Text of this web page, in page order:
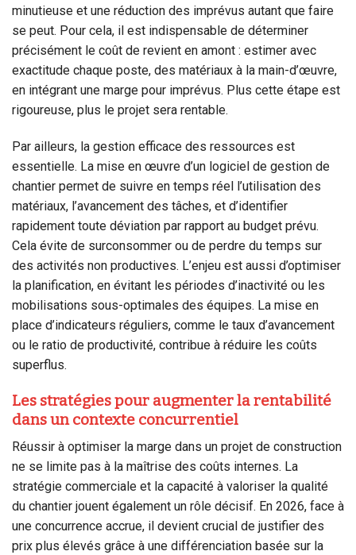
minutieuse et une réduction des imprévus autant que faire
se peut. Pour cela, il est indispensable de déterminer
précisément le coût de revient en amont : estimer avec
exactitude chaque poste, des matériaux à la main-d’œuvre,
en intégrant une marge pour imprévus. Plus cette étape est
rigoureuse, plus le projet sera rentable.
Par ailleurs, la gestion efficace des ressources est
essentielle. La mise en œuvre d’un logiciel de gestion de
chantier permet de suivre en temps réel l’utilisation des
matériaux, l’avancement des tâches, et d’identifier
rapidement toute déviation par rapport au budget prévu.
Cela évite de surconsommer ou de perdre du temps sur
des activités non productives. L’enjeu est aussi d’optimiser
la planification, en évitant les périodes d’inactivité ou les
mobilisations sous-optimales des équipes. La mise en
place d’indicateurs réguliers, comme le taux d’avancement
ou le ratio de productivité, contribue à réduire les coûts
superflus.
Les stratégies pour augmenter la rentabilité
dans un contexte concurrentiel
Réussir à optimiser la marge dans un projet de construction
ne se limite pas à la maîtrise des coûts internes. La
stratégie commerciale et la capacité à valoriser la qualité
du chantier jouent également un rôle décisif. En 2026, face à
une concurrence accrue, il devient crucial de justifier des
prix plus élevés grâce à une différenciation basée sur la